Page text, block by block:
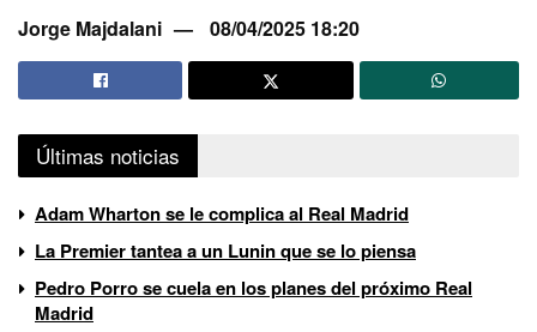
Jorge Majdalani 08/04/2025 18:20
Últimas noticias
Adam Wharton se le complica al Real Madrid
La Premier tantea a un Lunin que se lo piensa
Pedro Porro se cuela en los planes del próximo Real
Madrid